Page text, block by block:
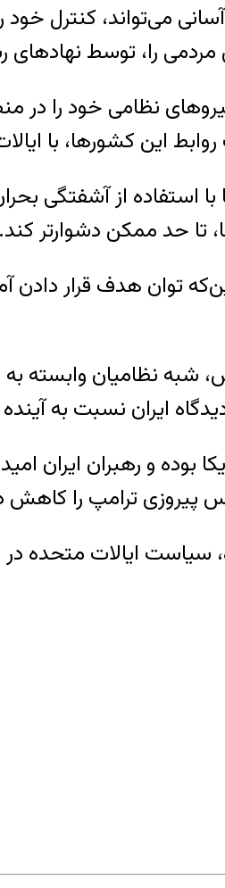
می‌تواند، کنترل خود
را، توسط
نظامی خود را در
این کشورها، با
استفاده از آشفتگی
تا حد ممکن دشوارتر کند.
توان هدف قرار دادن
نظامیان وابسته به
ایران نسبت به آینده
بوده و رهبران ایران
پیروزی ترامپ را
ایالات متحده در